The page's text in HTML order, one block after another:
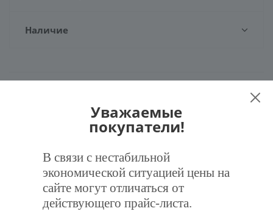
Наличие
РекомендуемУважаемые
покупатели!
В связи с нестабильной
экономической ситуацией цены на
сайте могут отличаться от
действующего прайс-листа.